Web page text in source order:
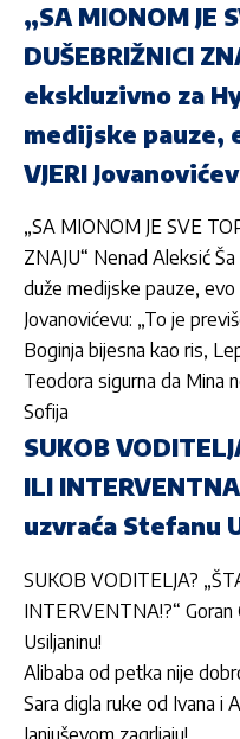
„SA MIONOM JE
DUŠEBRIŽNICI
ekskluzivno za
medijske pauze,
VJERI
„SA MIONOM JE SVE
ZNAJU“ Nenad Aleksić
duže medijske pauze, evo
Jovanovićevu: „To je
Boginja bijesna kao ris,
Teodora sigurna da Mina
Sofija
SUKOB
ILI
uzvraća Stefanu
SUKOB VODITELJA?
INTERVENTNA!?“ Goran
Usiljaninu!
Alibaba od petka nije
Sara digla ruke od Ivana i
Janjuševom zagrljaju!